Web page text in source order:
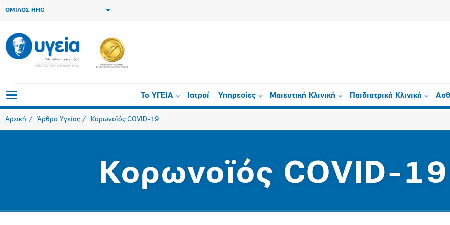
ΟΜΙΛΟΣ HHG
Το ΥΓΕΙΑ Ιατροί Υπηρεσίες Μαιευτική Κλινική Παιδιατρική Κλινική
Αρχική Άρθρα Υγείας Κορωνοϊός COVID-19
Κορωνοϊός COVID-19